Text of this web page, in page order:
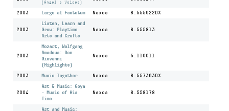
(Angel's Voices)
2003 Largo al Factotum Naxos 8.555922DX
2003
Listen, Learn and
Grow: Playtime
Arts and Crafts
Naxos 8.555813
2003
Mozart, Wolfgang
Amadeus: Don
Giovanni
(Highlights)
Naxos 5.110011
2003 Music Together Naxos 8.557363DX
2004
Art & Music: Goya
- Music of His
Time
Naxos 8.558178
Art and Music: